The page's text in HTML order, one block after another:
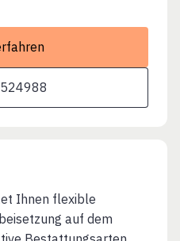
Ihnen flexible
auf dem